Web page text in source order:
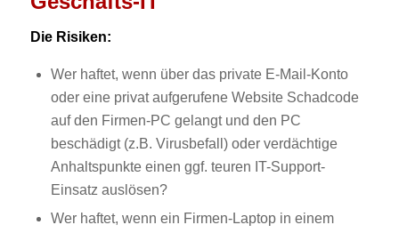
Die Risiken:
Wer haftet, wenn über das private E-Mail-Konto
oder eine privat aufgerufene Website Schadcode
auf den Firmen-PC gelangt und den PC
beschädigt (z.B. Virusbefall) oder verdächtige
Anhaltspunkte einen ggf. teuren IT-Support-
Einsatz auslösen?
Wer haftet, wenn ein Firmen-Laptop in einem